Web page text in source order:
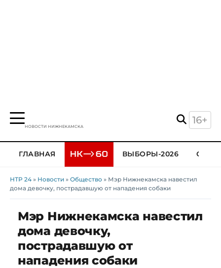
НОВОСТИ НИЖНЕКАМСКА
16+
ГЛАВНАЯ ВЫБОРЫ-2026
НТР 24 » Новости » Общество » Мэр Нижнекамска навестил
дома девочку, пострадавшую от нападения собаки
Мэр Нижнекамска навестил
дома девочку,
пострадавшую от
нападения собаки